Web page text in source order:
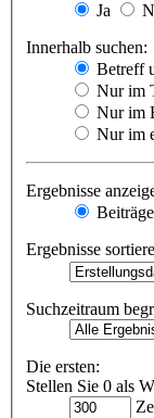
Ja
Innerhalb suchen:
Betreff
Nur im
Nur im
Nur im
Ergebnisse
Beiträge
Ergebnisse
Suchzeitraum
Die ersten:
Stellen Sie 0 als